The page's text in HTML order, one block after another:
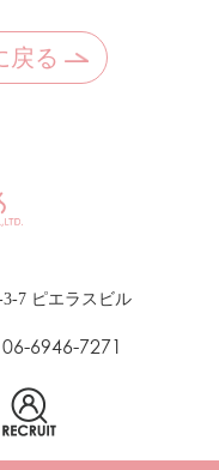
戻る
7 ピエラスビル
6946-7271